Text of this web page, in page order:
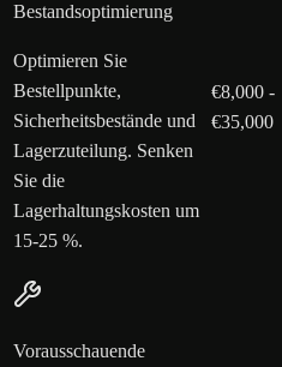
Bestandsoptimierung
Optimieren Sie
Bestellpunkte,
Sicherheitsbestände und
Lagerzuteilung. Senken
Sie die
Lagerhaltungskosten um
15-25 %.
€8,000 -
€35,000
Vorausschauende